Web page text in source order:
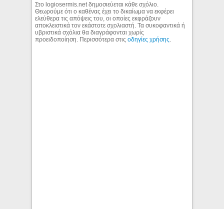
Στο logiosermis.net δημοσιεύεται κάθε σχόλιο.
Θεωρούμε ότι ο καθένας έχει το δικαίωμα να εκφέρει
ελεύθερα τις απόψεις του, οι οποίες εκφράζουν
αποκλειστικά τον εκάστοτε σχολιαστή. Τα συκοφαντικά ή
υβριστικά σχόλια θα διαγράφονται χωρίς
προειδοποίηση. Περισσότερα στιςοδηγίες χρήσης